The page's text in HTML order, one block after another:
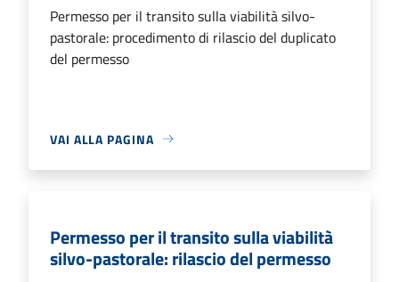
Permesso per il transito sulla viabilità silvo-
pastorale: procedimento di rilascio del duplicato
del permesso
VAI ALLA PAGINA
Permesso per il transito sulla viabilità
silvo-pastorale: rilascio del permesso